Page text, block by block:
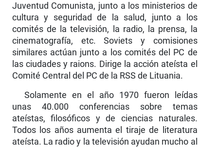
Juventud Comunista, junto a los ministerios de
cultura y seguridad de la salud, junto a los
comités de la televisión, la radio, la prensa, la
cinematografía, etc. Soviets y comisiones
similares actúan junto a los comités del PC de
las ciudades y raions. Dirige la acción ateísta el
Comité Central del PC de la RSS de Lituania.
Solamente en el año 1970 fueron leídas
unas 40.000 conferencias sobre temas
ateístas, filosóficos y de ciencias naturales.
Todos los años aumenta el tiraje de literatura
ateísta. La radio y la televisión ayudan mucho al